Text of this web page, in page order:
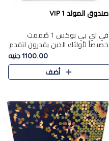
صندوق المولد VIP 1
في اي بي بوكس 1 صُممت
خصيصاً لأولئك الذين يقدرون لتقدم
تجربة استثنائية بوكس تجمع بين
أفخر حلويات المولد المصري مع
تشكيلة مختارة من الأصناف ..
1100.00 جنيه
أضف